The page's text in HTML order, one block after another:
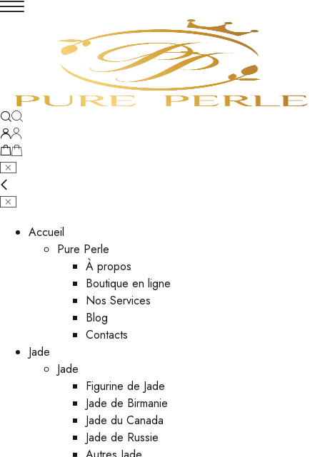
Accueil
Pure Perle
À propos
Boutique en ligne
Nos Services
Blog
Contacts
Jade
Jade
Figurine de Jade
Jade de Birmanie
Jade du Canada
Jade de Russie